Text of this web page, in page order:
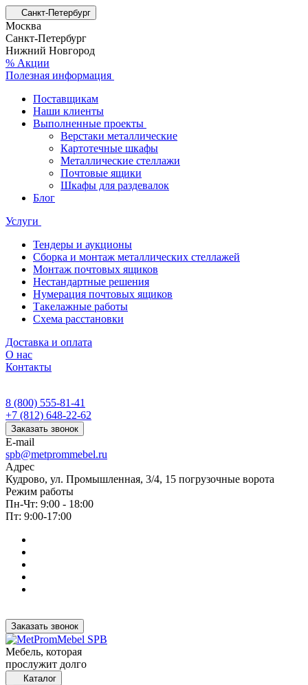
Санкт-Петербург
Москва
Санкт-Петербург
Нижний Новгород
% Акции
Полезная информация
Поставщикам
Наши клиенты
Выполненные проекты
Верстаки металлические
Картотечные шкафы
Металлические стеллажи
Почтовые ящики
Шкафы для раздевалок
Блог
Услуги
Тендеры и аукционы
Сборка и монтаж металлических стеллажей
Монтаж почтовых ящиков
Нестандартные решения
Нумерация почтовых ящиков
Такелажные работы
Схема расстановки
Доставка и оплата
О нас
Контакты
8 (800) 555-81-41
+7 (812) 648-22-62
Заказать звонок
E-mail
spb@metprommebel.ru
Адрес
Кудрово, ул. Промышленная, 3/4, 15 погрузочные ворота
Режим работы
Пн-Чт: 9:00 - 18:00
Пт: 9:00-17:00
Заказать звонок
Мебель, которая
прослужит долго
Каталог